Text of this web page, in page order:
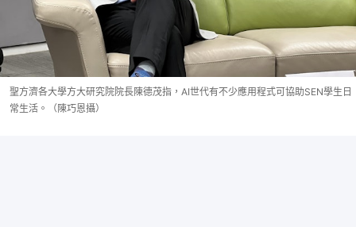
聖方濟各大學方大研究院院長陳德茂指，AI世代有不少應用程式可協助SEN學生日
常生活。（陳巧恩攝）